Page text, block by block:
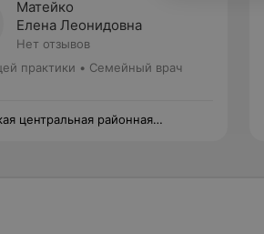
Матейко
Елена Леонидовна
Нет отзывов
практики • Семейный врач
центральная районная